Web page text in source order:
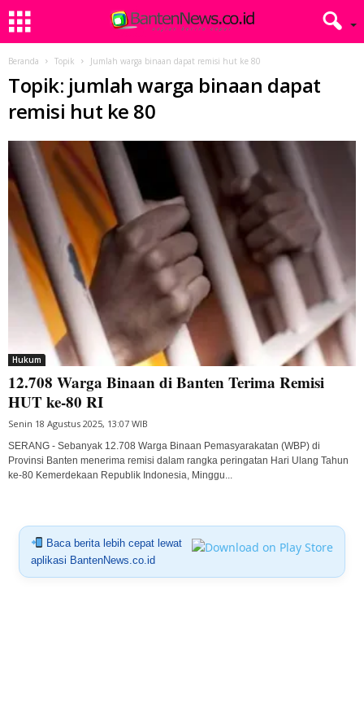
Beranda Topik Jumlah warga binaan dapat remisi hut ke 80
Topik: jumlah warga binaan dapat
remisi hut ke 80
Hukum
12.708 Warga Binaan di Banten Terima Remisi
HUT ke-80 RI
Senin 18 Agustus 2025, 13:07 WIB
SERANG - Sebanyak 12.708 Warga Binaan Pemasyarakatan (WBP) di
Provinsi Banten menerima remisi dalam rangka peringatan Hari Ulang Tahun
ke-80 Kemerdekaan Republik Indonesia, Minggu...
Baca berita lebih cepat lewat
aplikasi BantenNews.co.id